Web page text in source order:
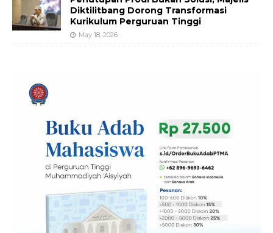
Diktilitbang Dorong Transformasi
Kurikulum Perguruan Tinggi
May 18, 2026